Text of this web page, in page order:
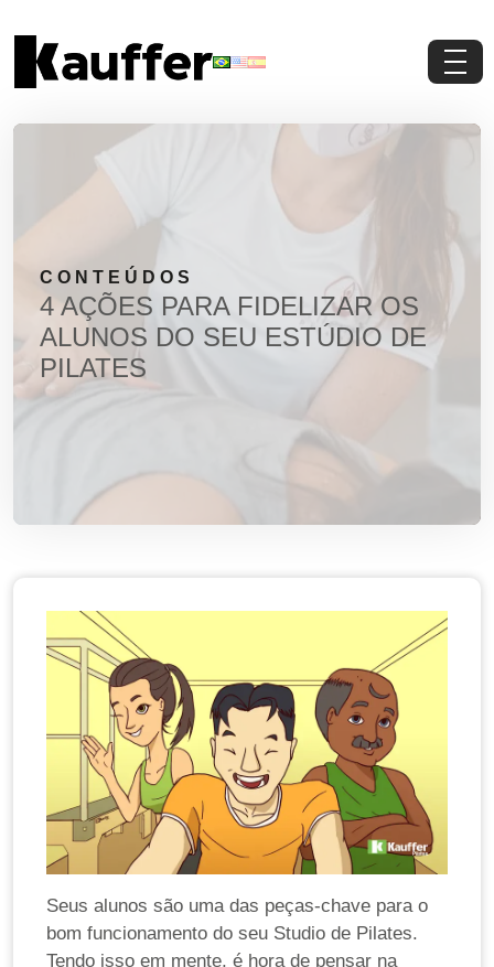
Materiais Gratuitos
CONTEÚDOS
4 AÇÕES PARA FIDELIZAR OS
ALUNOS DO SEU ESTÚDIO DE
PILATES
Seus alunos são uma das peças-chave para o
bom funcionamento do seu Studio de Pilates.
Tendo isso em mente, é hora de pensar na